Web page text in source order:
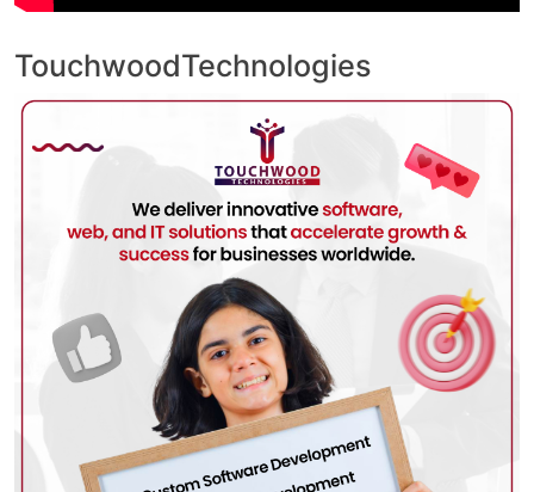
TouchwoodTechnologies